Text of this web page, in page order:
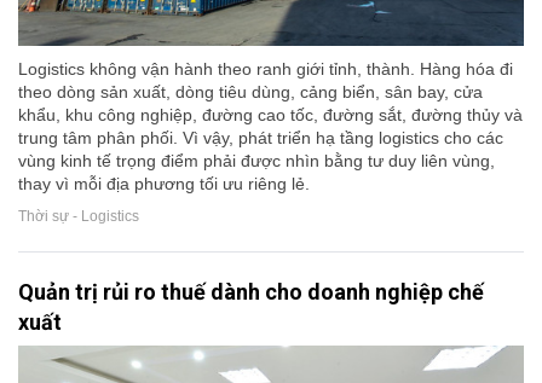
Logistics không vận hành theo ranh giới tỉnh, thành. Hàng hóa đi
theo dòng sản xuất, dòng tiêu dùng, cảng biển, sân bay, cửa
khẩu, khu công nghiệp, đường cao tốc, đường sắt, đường thủy và
trung tâm phân phối. Vì vậy, phát triển hạ tầng logistics cho các
vùng kinh tế trọng điểm phải được nhìn bằng tư duy liên vùng,
thay vì mỗi địa phương tối ưu riêng lẻ.
Thời sự - Logistics
Quản trị rủi ro thuế dành cho doanh nghiệp chế
xuất